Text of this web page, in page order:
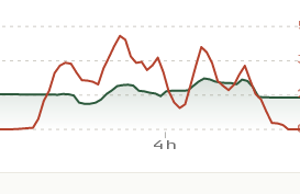
4h